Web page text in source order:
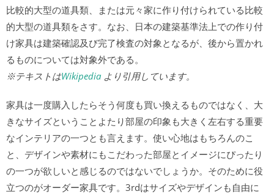
比較的大型の道具類、または元々家に作り付けられている比較
的大型の道具類をさす。なお、日本の建築基準法上での作り付
け家具は建築確認及び完了検査の対象となるが、後から置かれ
るものについては対象外である。
※テキストはWikipedia より引用しています。
家具は一度購入したらそう何度も買い換えるものではなく、大
きなサイズということよたり部屋の印象も大きく左右する重要
なインテリアの一つとも言えます。使い心地はもちろんのこ
と、デザインや素材にもこだわった部屋とイメージにぴったり
の一つが欲しいと感じるのではないでしょうか。そのために役
立つのがオーダー家具です。3rdはサイズやデザインも自由に